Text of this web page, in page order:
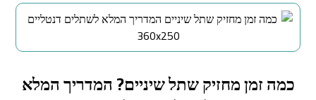
כמה זמן מחזיק שתל שיניים? המדריך המלא